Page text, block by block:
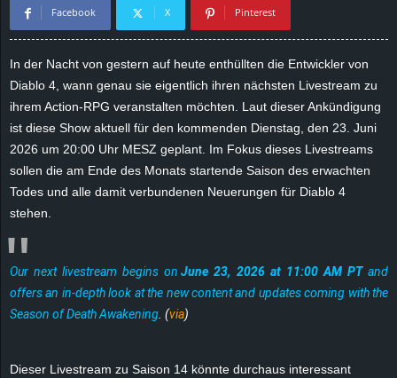
Facebook X Pinterest
In der Nacht von gestern auf heute enthüllten die Entwickler von
Diablo 4, wann genau sie eigentlich ihren nächsten Livestream zu
ihrem Action-RPG veranstalten möchten. Laut dieser Ankündigung
ist diese Show aktuell für den kommenden Dienstag, den 23. Juni
2026 um 20:00 Uhr MESZ geplant. Im Fokus dieses Livestreams
sollen die am Ende des Monats startende Saison des erwachten
Todes und alle damit verbundenen Neuerungen für Diablo 4
stehen.
Our next livestream begins onJune 23, 2026 at 11:00 AM PTand
offers an in-depth look at the new content and updates coming with the
Season of Death Awakening. (via)
Dieser Livestream zu Saison 14 könnte durchaus interessant